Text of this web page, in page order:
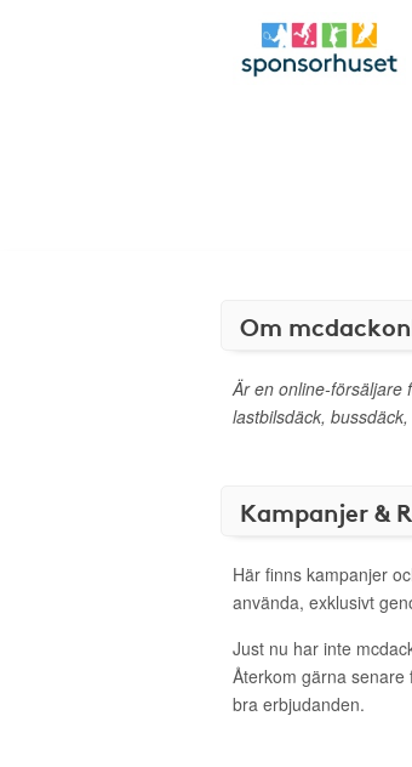
Om
Är en online-försäljare
lastbilsdäck,
Kampanjer &
Här finns kampanjer
använda, exklusivt
Just nu har inte
Återkom gärna senare
bra erbjudanden.